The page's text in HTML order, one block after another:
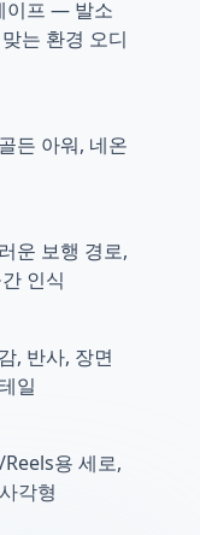
이프 — 발소
는 환경 오디
든 아워, 네온
운 보행 경로,
인식
, 반사, 장면
일
용 세로,
각형